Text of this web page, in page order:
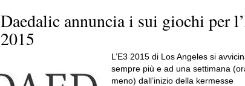
Daedalic annuncia i sui giochi per
2015
L’E3 2015 di Los Angeles si
sempre più e ad una settimana
meno) dall’inizio della kermesse